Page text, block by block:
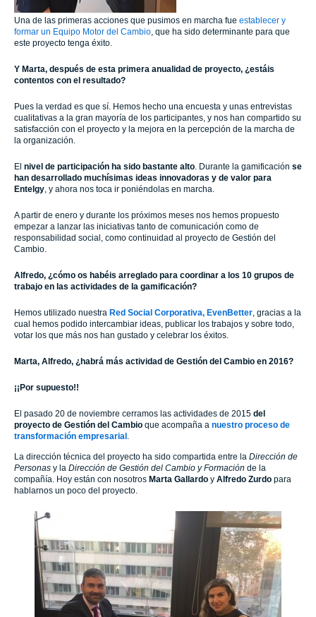
Una de las primeras acciones que pusimos en marcha fue establecer y
formar un Equipo Motor del Cambio , que ha sido determinante para que
este proyecto tenga éxito.
Y Marta, después de esta primera anualidad de proyecto, ¿estáis
contentos con el resultado?
Pues la verdad es que sí. Hemos hecho una encuesta y unas entrevistas
cualitativas a la gran mayoría de los participantes, y nos han compartido su
satisfacción con el proyecto y la mejora en la percepción de la marcha de
la organización.
El nivel de participación ha sido bastante alto . Durante la gamificación se
han desarrollado muchísimas ideas innovadoras y de valor para
Entelgy , y ahora nos toca ir poniéndolas en marcha.
A partir de enero y durante los próximos meses nos hemos propuesto
empezar a lanzar las iniciativas tanto de comunicación como de
responsabilidad social, como continuidad al proyecto de Gestión del
Cambio.
Alfredo, ¿cómo os habéis arreglado para coordinar a los 10 grupos de
trabajo en las actividades de la gamificación?
Hemos utilizado nuestra Red Social Corporativa, EvenBetter , gracias a la
cual hemos podido intercambiar ideas, publicar los trabajos y sobre todo,
votar los que más nos han gustado y celebrar los éxitos.
Marta, Alfredo, ¿habrá más actividad de Gestión del Cambio en 2016?
¡¡Por supuesto!!
El pasado 20 de noviembre cerramos las actividades de 2015 del
proyecto de Gestión del Cambio que acompaña a nuestro proceso de
transformación empresarial
La dirección técnica del proyecto ha sido compartida entre la Dirección de
Personas y la Dirección de Gestión del Cambio y Formación de la
compañía. Hoy están con nosotros Marta Gallardo y Alfredo Zurdo para
hablarnos un poco del proyecto.